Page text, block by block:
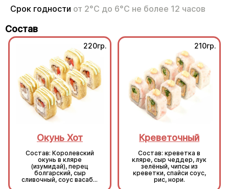
Срок годности от 2°С до 6°С не более 12 часов
Состав
220гр.
Окунь Хот
Состав: Королевский
окунь в кляре
(изумидай), перец
болгарский, сыр
сливочный, соус васаби,
210гр.
Креветочный
Состав: креветка в
кляре, сыр чеддер, лук
зелёный, чипсы из
креветки, спайси соус,
рис, нори.